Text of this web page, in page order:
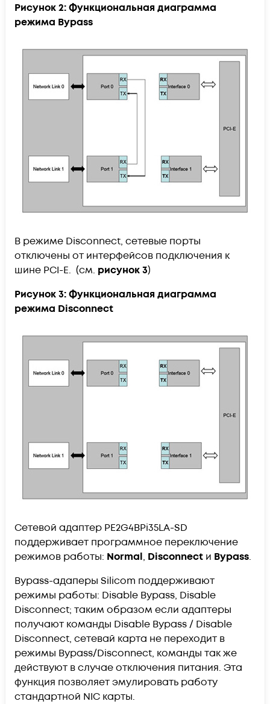
Рисунок 2: Функциональная диаграмма
режима Bypass
В режиме Disconnect, сетевые порты
отключены от интерфейсов подключения к
шине PCI-E. (см. рисунок 3)
Рисунок 3: Функциональная диаграмма
режима Disconnect
Сетевой адаптер PE2G4BPi35LA-SD
поддерживает программное переключение
режимов работы: Normal, Disconnect и Bypass.
Bypass-адаперы Silicom поддерживают
режимы работы: Disable Bypass, Disable
Disconnect; таким образом если адаптеры
получают команды Disable Bypass / Disable
Disconnect, сетевай карта не переходит в
режимы Bypass/Disconnect, команды так же
действуют в случае отключения питания. Эта
функция позволяет эмулировать работу
стандартной NIC карты.